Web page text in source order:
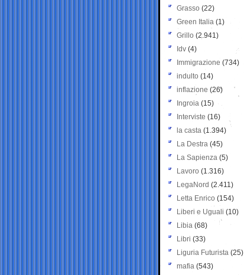
Grasso (22)
Green Italia (1)
Grillo (2.941)
Idv (4)
Immigrazione (734)
indulto (14)
inflazione (26)
Ingroia (15)
Interviste (16)
la casta (1.394)
La Destra (45)
La Sapienza (5)
Lavoro (1.316)
LegaNord (2.411)
Letta Enrico (154)
Liberi e Uguali (10)
Libia (68)
Libri (33)
Liguria Futurista (25)
mafia (543)